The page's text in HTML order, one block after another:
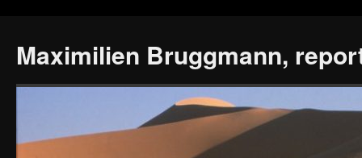
Maximilien Bruggmann,